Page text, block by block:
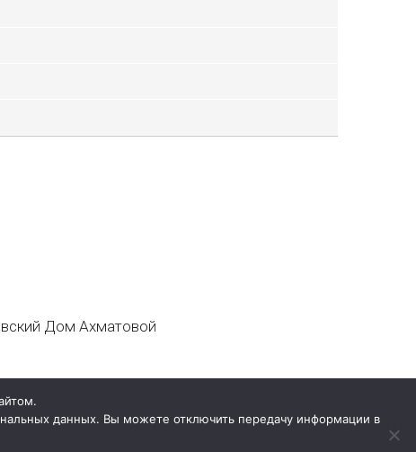
Дом Ахматовой
данных. Вы можете отключить передачу информации в